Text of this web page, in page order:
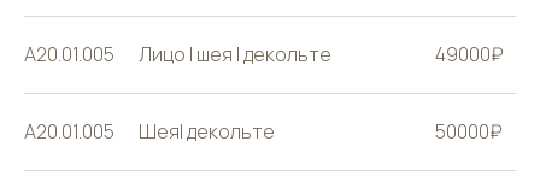
A20.01.005 Лицо | шея | декольте 49000₽
A20.01.005 Шея| декольте 50000₽